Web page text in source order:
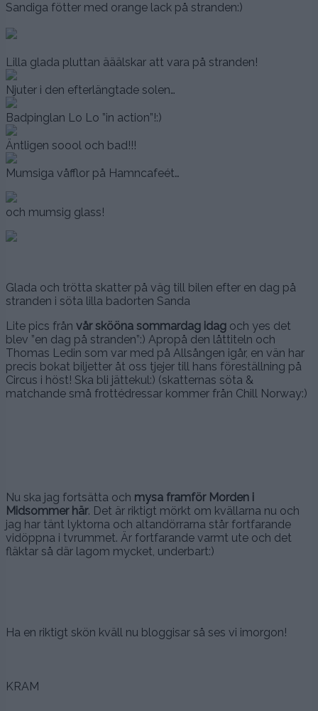
Sandiga fötter med orange lack på stranden:)
Lilla glada pluttan ääälskar att vara på stranden!
Njuter i den efterlängtade solen…
Badpinglan Lo Lo ”in action”!:)
Äntligen soool och bad!!!
Mumsiga våfflor på Hamncafeét…
och mumsig glass!
Glada och trötta skatter på väg till bilen efter en dag på
stranden i söta lilla badorten Sanda
Lite pics från vår skööna sommardag idag och yes det
blev ”en dag på stranden”:) Apropå den låttiteln och
Thomas Ledin som var med på Allsången igår, en vän har
precis bokat biljetter åt oss tjejer till hans föreställning på
Circus i höst! Ska bli jättekul:) (skatternas söta &
matchande små frottédressar kommer från Chill Norway:)
Nu ska jag fortsätta och mysa framför Morden i
Midsommer här. Det är riktigt mörkt om kvällarna nu och
jag har tänt lyktorna och altandörrarna står fortfarande
vidöppna i tvrummet. Är fortfarande varmt ute och det
fläktar så där lagom mycket, underbart:)
Ha en riktigt skön kväll nu bloggisar så ses vi imorgon!
KRAM